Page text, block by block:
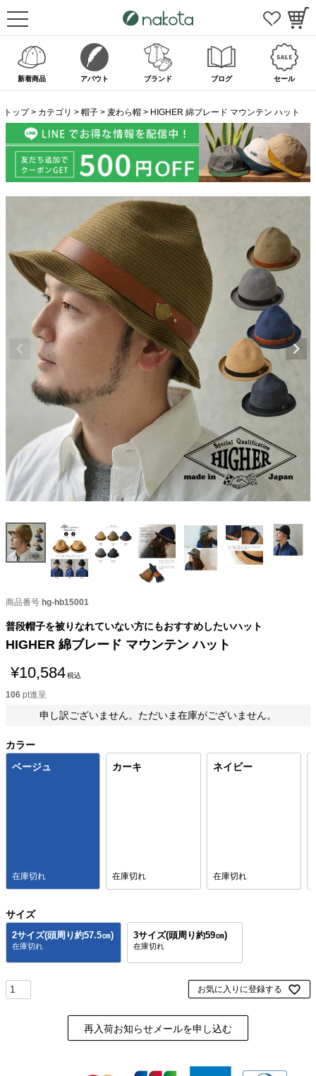
新着商品 アバウト ブランド ブログ セール
トップ カテゴリ 帽子 麦わら帽 HIGHER 綿ブレード マウンテン ハット
商品番号 hg-hb15001
普段帽子を被りなれていない方にもおすすめしたいハット
HIGHER 綿ブレード マウンテン ハット
¥10,584税込
106 pt進呈
申し訳ございません。ただいま在庫がございません。
カラー
ベージュ
在庫切れ
カーキ
在庫切れ
ネイビー
在庫切れ
サイズ
2サイズ(頭周り約57.5㎝) 3サイズ(頭周り約59㎝)
お気に入りに登録する
再入荷お知らせメールを申し込む